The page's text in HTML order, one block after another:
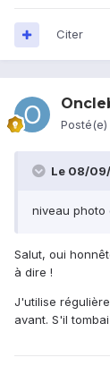
Citer
Posté(e)
Le 08/
niveau photo
Salut, oui
à dire !
J'utilise
avant. S'il